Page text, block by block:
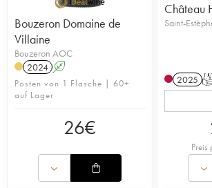
Bouzeron Domaine de
Villaine
Bouzeron AOC
2024 A
Posten von 1 Flasche | 60+
auf Lager
26€
Château
Saint-
2025
Preis